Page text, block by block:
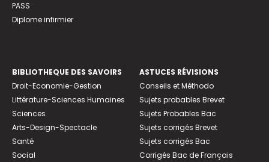
PASS
Diplome infirmier
BIBLIOTHEQUE DES SAVOIRS
Droit-Economie-Gestion
Littérature-Sciences Humaines
Sciences
Arts-Design-Spectacle
Santé
Social
ASTUCES RÉVISIONS
Conseils et Méthodo
Sujets probables Brevet
Sujets Probables Bac
Sujets corrigés Brevet
Sujets corrigés Bac
Corrigés Bac de Français